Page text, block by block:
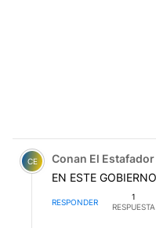
Comentario de Conan
CE Conan El Estafador
EN ESTE
RESPONDER
1
RESPUESTA